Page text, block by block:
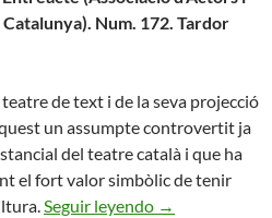
Num. 172. Tardor
de text i de la seva projecció
un assumpte controvertit ja
del teatre català i que ha
el fort valor simbòlic de tenir
Seguir leyendo Les gires
→